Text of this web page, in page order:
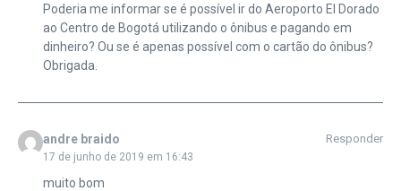
Poderia me informar se é possível ir do Aeroporto El Dorado
ao Centro de Bogotá utilizando o ônibus e pagando em
dinheiro? Ou se é apenas possível com o cartão do ônibus?
Obrigada.
andre braido
17 de junho de 2019 em 16:43
Responder
muito bom